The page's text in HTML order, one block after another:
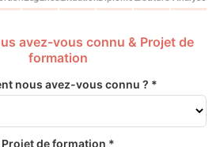
avez-vous connu & Projet de
formation
nous avez-vous connu ? *
Projet de formation *